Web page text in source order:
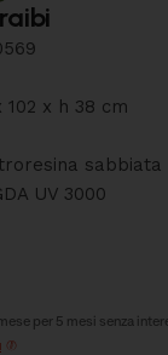
102 x h 38 cm
sabbiata
UV 3000
per 5 mesi senza